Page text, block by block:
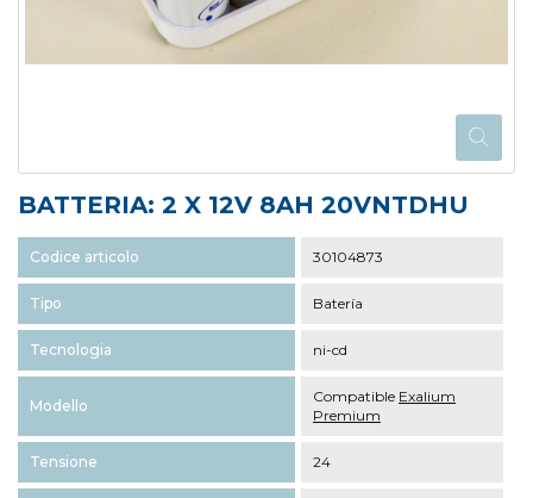
BATTERIA: 2 X 12V 8AH 20VNTDHU
Codice articolo 30104873
Tipo Batería
Tecnologia ni-cd
Modello
Compatible Exalium
Premium
Tensione 24